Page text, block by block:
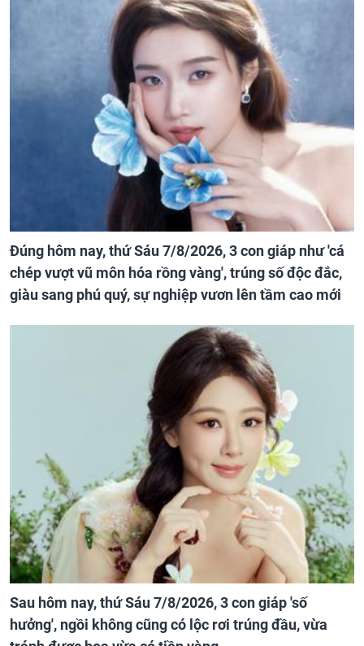
Đúng hôm nay, thứ Sáu 7/8/2026, 3 con giáp như 'cá
chép vượt vũ môn hóa rồng vàng', trúng số độc đắc,
giàu sang phú quý, sự nghiệp vươn lên tầm cao mới
Sau hôm nay, thứ Sáu 7/8/2026, 3 con giáp 'số
hưởng', ngồi không cũng có lộc rơi trúng đầu, vừa